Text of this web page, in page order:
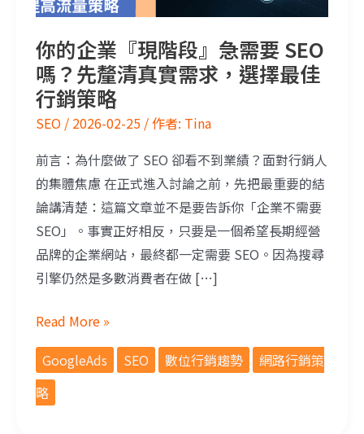
你的企業『現階段』急需要 SEO
嗎？先釐清真實需求，選擇最佳
行銷策略
SEO / 2026-02-25 / 作者: Tina
前言：為什麼做了 SEO 卻看不到業績？面對行銷人
的集體焦慮 在正式進入討論之前，先把最重要的結
論講清楚：這篇文章並不是要告訴你「企業不需要
SEO」。事實正好相反，只要是一個希望長期經營
品牌的企業網站，最終都一定需要 SEO。因為搜尋
引擎仍然是多數消費者在做 […]
Read More »
GoogleAds
SEO 數位行銷趨勢
網路行銷策
略